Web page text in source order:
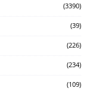
(3390)
(39)
(226)
(234)
(109)